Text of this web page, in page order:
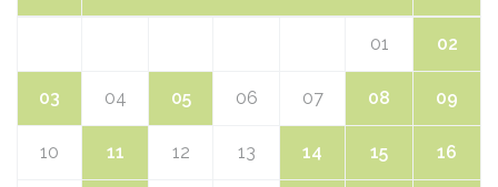
01 02
03 04 05 06 07 08 09
10 11 12 13 14 15 16